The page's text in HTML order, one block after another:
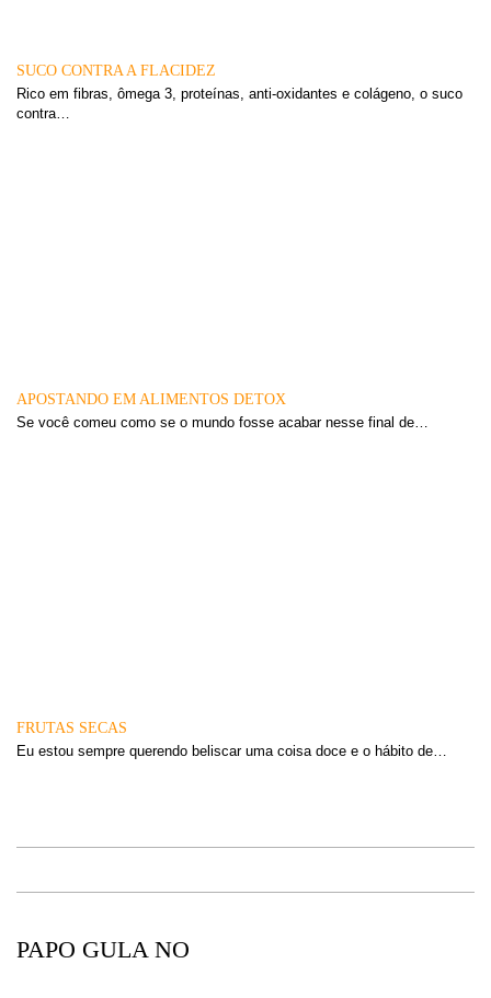
SUCO CONTRA A FLACIDEZ
Rico em fibras, ômega 3, proteínas, anti-oxidantes e colágeno, o suco
contra…
APOSTANDO EM ALIMENTOS DETOX
Se você comeu como se o mundo fosse acabar nesse final de…
FRUTAS SECAS
Eu estou sempre querendo beliscar uma coisa doce e o hábito de…
PAPO GULA NO